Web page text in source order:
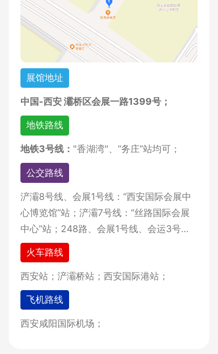
展馆地址
中国-西安 灞桥区会展一路1399号；
地铁路线
地铁3号线： "香湖湾"、“务庄”站均可；
公交路线
浐灞8号线、会展1号线：“西安国际会展中
心博览馆”站；浐灞7号线：“丝路国际会展
中心”站；248路、会展1号线、会运3号
线：“欧亚大道会展一路口”站；
火车路线
西安站；浐灞桥站；西安国际港站；
飞机路线
西安咸阳国际机场；